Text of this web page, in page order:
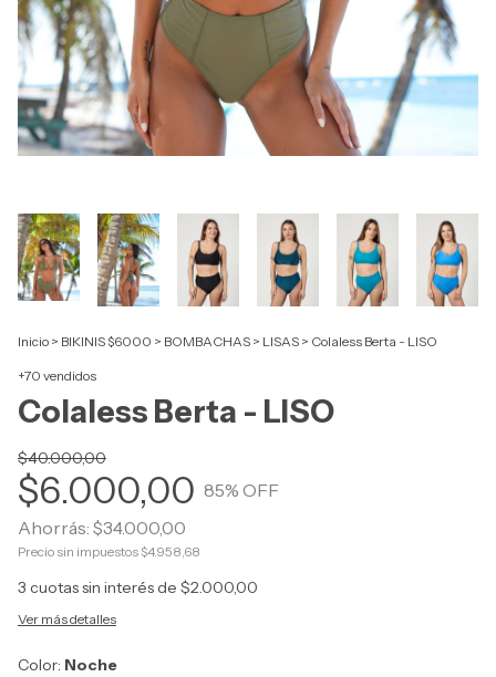
Inicio > BIKINIS $6000 > BOMBACHAS > LISAS > Colaless Berta - LISO
+70 vendidos
Colaless Berta - LISO
$40.000,00
$6.000,00 85% OFF
Ahorrás: $34.000,00
Precio sin impuestos $4.958,68
3 cuotas sin interés de $2.000,00
Ver más detalles
Color: Noche